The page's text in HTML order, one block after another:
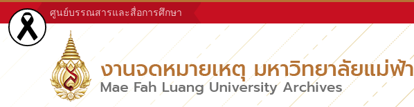
to
content
ศูนย์บรรณสารและสื่อการศึกษา